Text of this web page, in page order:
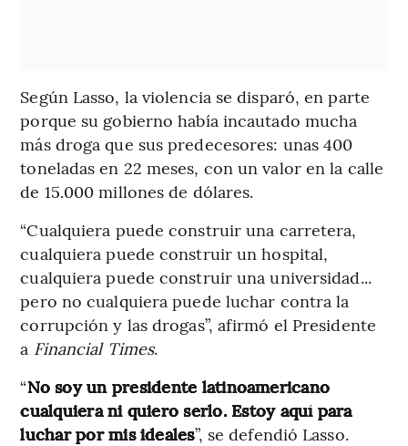
Según Lasso, la violencia se disparó, en parte
porque su gobierno había incautado mucha
más droga que sus predecesores: unas 400
toneladas en 22 meses, con un valor en la calle
de 15.000 millones de dólares.
“Cualquiera puede construir una carretera,
cualquiera puede construir un hospital,
cualquiera puede construir una universidad...
pero no cualquiera puede luchar contra la
corrupción y las drogas”, afirmó el Presidente
a Financial Times.
“No soy un presidente latinoamericano
cualquiera ni quiero serlo. Estoy aquí para
luchar por mis ideales”, se defendió Lasso.